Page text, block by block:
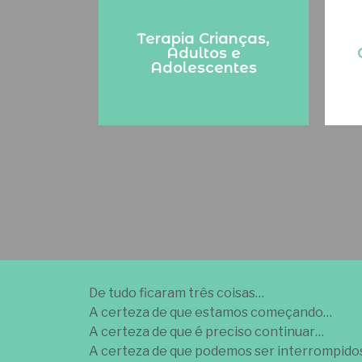
Terapia Crianças,
Adultos e
Adolescentes
De tudo ficaram três coisas…
A certeza de que estamos começando…
A certeza de que é preciso continuar…
A certeza de que podemos ser